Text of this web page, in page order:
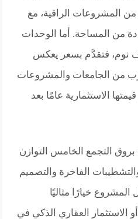
المشروعات الراقية، مع
من المساحة. أما الوحدات
نوم، فتقدَّم بسعر يعكس
من الجامعات والمشروعات
الاستثمارية عامًا بعد
التجمع الخامس التوازن
الفاخرة والتصميم
خيارًا مثاليًا
الاستثمار العقاري الذكي في